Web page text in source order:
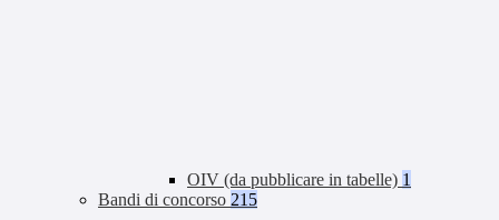
OIV (da pubblicare in tabelle) 1
Bandi di concorso 215